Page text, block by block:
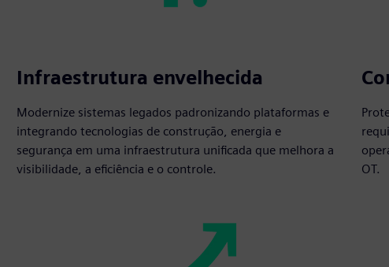
Infraestrutura envelhecida
Modernize sistemas legados padronizando plataformas e
integrando tecnologias de construção, energia e
segurança em uma infraestrutura unificada que melhora a
visibilidade, a eficiência e o controle.
OT.